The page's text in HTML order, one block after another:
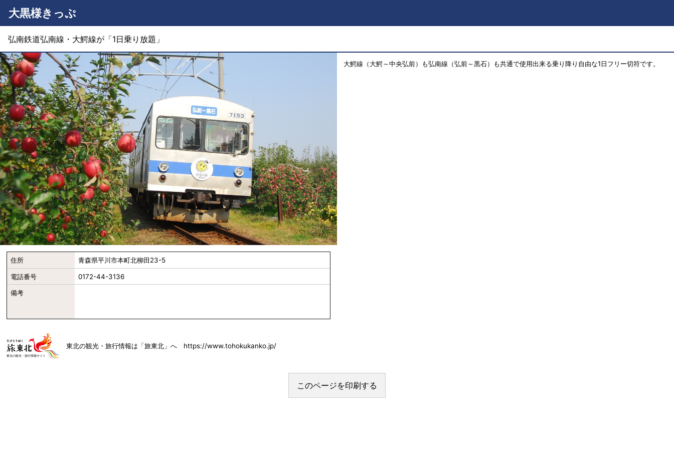
大黒様きっぷ
弘南鉄道弘南線・大鰐線が「1日乗り放題」
大鰐線（大鰐～中央弘前）も弘南線（弘前～黒石）も共通で使用出来る乗り降り自由な1日フリー切符です。
住所 青森県平川市本町北柳田23-5
電話番号 0172-44-3136
備考
東北の観光・旅行情報は「旅東北」へ https://www.tohokukanko.jp/
このページを印刷する